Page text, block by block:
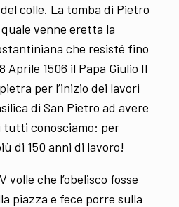
colle. La tomba di Pietro
venne eretta la
che resisté fino
Aprile 1506 il Papa Giulio II
per l’inizio dei lavori
di San Pietro ad avere
tutti conosciamo: per
di 150 anni di lavoro!
volle che l’obelisco fosse
piazza e fece porre sulla